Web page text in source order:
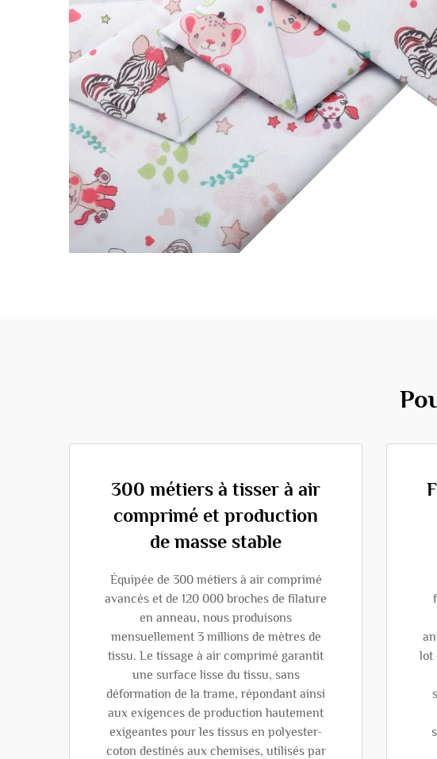
300 métiers à tisser à air
comprimé et production
de masse stable
Équipée de 300 métiers à air comprimé
avancés et de 120 000 broches de filature
en anneau, nous produisons
mensuellement 3 millions de mètres de
tissu. Le tissage à air comprimé garantit
une surface lisse du tissu, sans
déformation de la trame, répondant ainsi
aux exigences de production hautement
exigeantes pour les tissus en polyester-
coton destinés aux chemises, utilisés par
lot